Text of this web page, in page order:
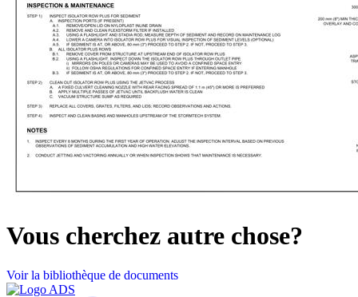
Vous cherchez autre chose?
Voir la bibliothèque de documents